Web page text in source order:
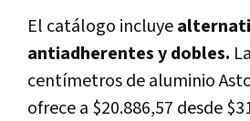
El catálogo incluye
antiadherentes y dobles.
centímetros de aluminio
ofrece a $20.886,57 desde